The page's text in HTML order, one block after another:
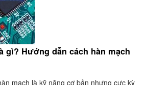
gì? Hướng dẫn cách hàn mạch
mạch là kỹ năng cơ bản nhưng cực kỳ